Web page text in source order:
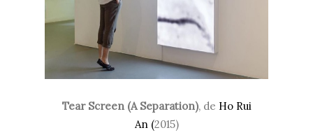
Tear Screen (A Separation), de Ho Rui
An (2015)